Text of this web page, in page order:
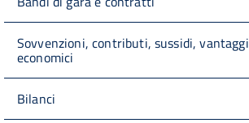
Sovvenzioni, contributi, sussidi, vantaggi
economici
Bilanci